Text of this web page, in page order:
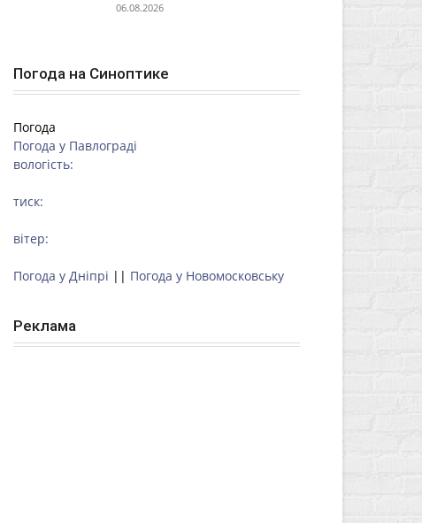
06.08.2026
Погода на Синоптике
Погода
Погода у Павлограді
вологість:
тиск:
вітер:
Погода у Дніпрі || Погода у Новомосковську
Реклама